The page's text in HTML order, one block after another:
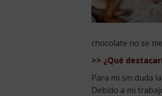
chocolate no se
>> ¿Qué
Para mi sin duda la
Debido a mi